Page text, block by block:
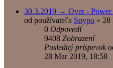
30.3.2019 → Over - Power
od používateľa Snypo » 28
0 Odpovedí
9408 Zobrazení
Posledný príspevok
28 Mar 2019, 18:58